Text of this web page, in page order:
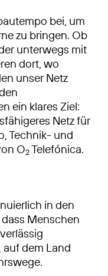
bei, um
zu bringen. Ob
unterwegs mit
dort, wo
unser Netz
ein klares Ziel:
Netz für
Technik- und
O2Telefónica.
in den
Menschen
dem Land